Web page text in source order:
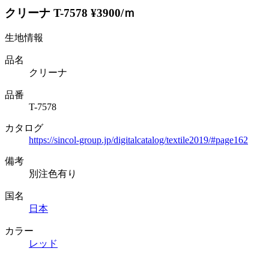
クリーナ T-7578 ¥3900/ｍ
生地情報
品名
クリーナ
品番
T-7578
カタログ
https://sincol-group.jp/digitalcatalog/textile2019/#page162
備考
別注色有り
国名
日本
カラー
レッド